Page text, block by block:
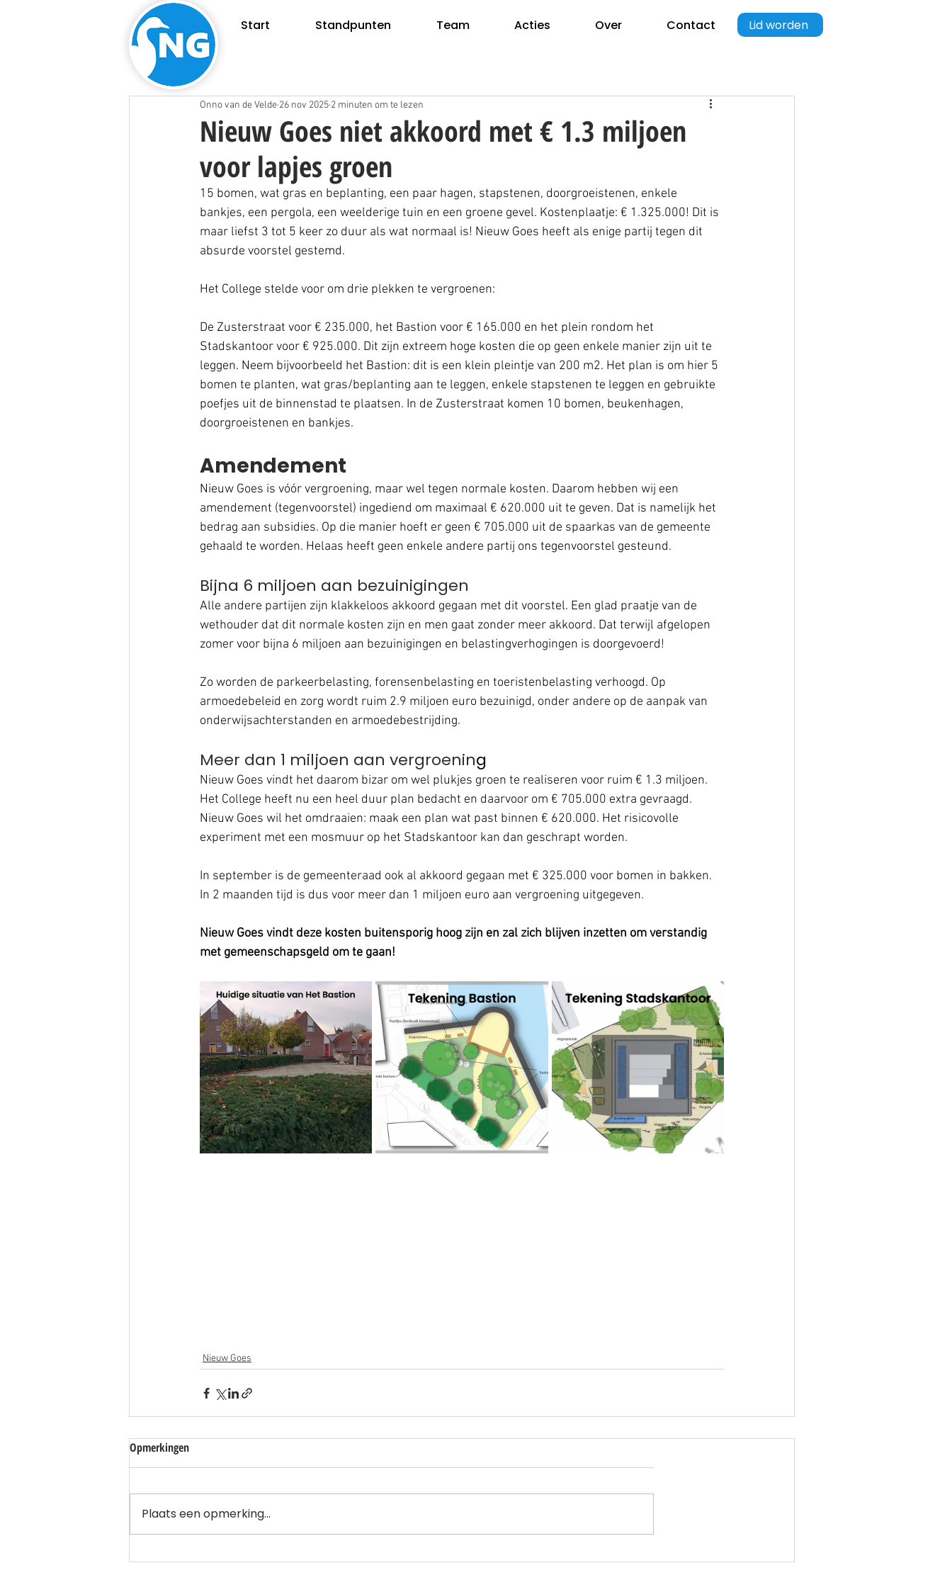
Start Standpunten Team Acties Over Contact Lid worden
Nieuw Goes niet akkoord met € 1.3 miljoen
voor lapjes groen
Onno van de Velde 26 nov 2025 2 minuten om te lezen
15 bomen, wat gras en beplanting, een paar hagen, stapstenen, doorgroeistenen, enkele
bankjes, een pergola, een weelderige tuin en een groene gevel. Kostenplaatje: € 1.325.000! Dit is
maar liefst 3 tot 5 keer zo duur als wat normaal is! Nieuw Goes heeft als enige partij tegen dit
absurde voorstel gestemd.
Het College stelde voor om drie plekken te vergroenen:
De Zusterstraat voor € 235.000, het Bastion voor € 165.000 en het plein rondom het
Stadskantoor voor € 925.000. Dit zijn extreem hoge kosten die op geen enkele manier zijn uit te
leggen. Neem bijvoorbeeld het Bastion: dit is een klein pleintje van 200 m2. Het plan is om hier 5
bomen te planten, wat gras/beplanting aan te leggen, enkele stapstenen te leggen en gebruikte
poefjes uit de binnenstad te plaatsen. In de Zusterstraat komen 10 bomen, beukenhagen,
doorgroeistenen en bankjes.
Amendement
Nieuw Goes is vóór vergroening, maar wel tegen normale kosten. Daarom hebben wij een
amendement (tegenvoorstel) ingediend om maximaal € 620.000 uit te geven. Dat is namelijk het
bedrag aan subsidies. Op die manier hoeft er geen € 705.000 uit de spaarkas van de gemeente
gehaald te worden. Helaas heeft geen enkele andere partij ons tegenvoorstel gesteund.
Bijna 6 miljoen aan bezuinigingen
Alle andere partijen zijn klakkeloos akkoord gegaan met dit voorstel. Een glad praatje van de
wethouder dat dit normale kosten zijn en men gaat zonder meer akkoord. Dat terwijl afgelopen
zomer voor bijna 6 miljoen aan bezuinigingen en belastingverhogingen is doorgevoerd!
Zo worden de parkeerbelasting, forensenbelasting en toeristenbelasting verhoogd. Op
armoedebeleid en zorg wordt ruim 2.9 miljoen euro bezuinigd, onder andere op de aanpak van
onderwijsachterstanden en armoedebestrijding.
Meer dan 1 miljoen aan vergroening
Nieuw Goes vindt het daarom bizar om wel plukjes groen te realiseren voor ruim € 1.3 miljoen.
Het College heeft nu een heel duur plan bedacht en daarvoor om € 705.000 extra gevraagd.
Nieuw Goes wil het omdraaien: maak een plan wat past binnen € 620.000. Het risicovolle
experiment met een mosmuur op het Stadskantoor kan dan geschrapt worden.
In september is de gemeenteraad ook al akkoord gegaan met € 325.000 voor bomen in bakken.
In 2 maanden tijd is dus voor meer dan 1 miljoen euro aan vergroening uitgegeven.
Nieuw Goes vindt deze kosten buitensporig hoog zijn en zal zich blijven inzetten om verstandig
met gemeenschapsgeld om te gaan!
Nieuw Goes
Opmerkingen
Plaats een opmerking...